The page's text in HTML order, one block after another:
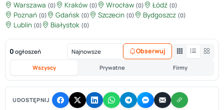
Warszawa (0) Kraków (0) Wrocław (0) Łódź (0)
Poznań (0) Gdańsk (0) Szczecin (0) Bydgoszcz (0)
Lublin (0) Białystok (0)
0 ogłoszeń
Wszyscy Prywatne Firmy
Obserwuj
UDOSTĘPNIJ